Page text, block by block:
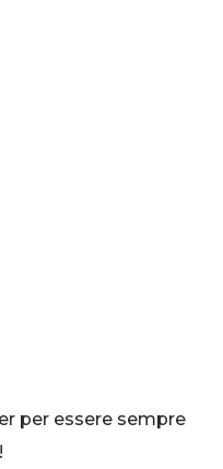
per essere sempre